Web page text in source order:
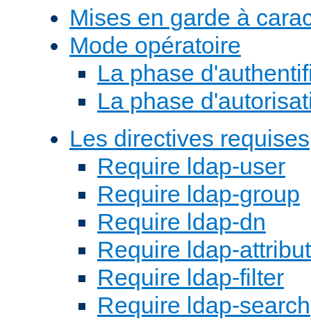
Mises en garde à
Mode opératoire
La phase
La phase
Les directives requises
Require ldap-user
Require ldap-group
Require ldap-dn
Require ldap-
Require ldap-filter
Require ldap-search